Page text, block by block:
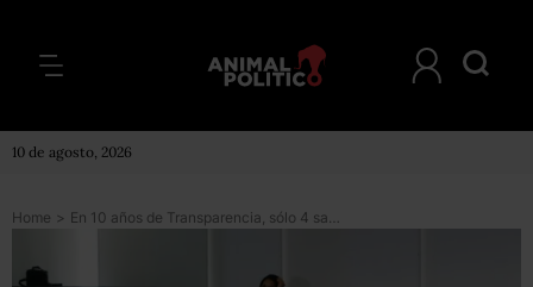
10 de agosto, 2026
Home > En 10 años de Transparencia, sólo 4 sanciones por negar la entrega de información pública